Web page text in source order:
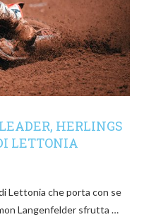
HERLINGS
LETTONIA
Lettonia che porta con se
Langenfelder sfrutta …